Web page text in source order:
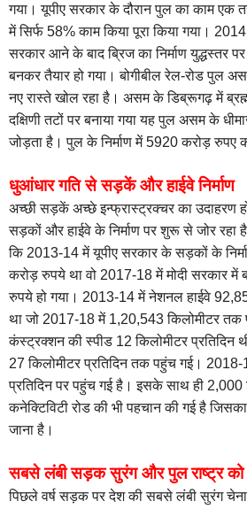
गया। यूपीए सरकार के दौरान पुल का काम एक
में सिर्फ 58% काम किया पूरा किया गया। 2014
सरकार आने के बाद ब्रिज का निर्माण
बनकर तैयार हो गया। बोगीबील रेल-रोड पुल
नए रास्ते खोल रहा है। असम के डिब्रूगढ़ में
दक्षिणी तटों पर बनाया गया यह पुल असम के
जोड़ता है। पुल के निर्माण में 5920 करोड़ रुपए
धुआंधार गति से सड़कें और हाईवे निर्माण
अच्छी सड़कें अच्छे इन्फ्रास्ट्रक्चर का उदाहरण
सड़कों और हाईवे के निर्माण पर शुरू से जोर
कि 2013-14 में यूपीए सरकार के सड़कों के
करोड़ रुपये था वो 2017-18 में मोदी सरकार
रुपये हो गया। 2013-14 में नेशनल हाईवे
था जो 2017-18 में 1,20,543 किलोमीटर
कंस्ट्रक्शन की स्पीड 12 किलोमीटर प्रतिदिन
27 किलोमीटर प्रतिदिन तक पहुंच गई।
प्रतिदिन पर पहुंच गई है। इसके साथ ही
कनेक्टिविटी रोड की भी पहचान की गई है
जाना है।
सबसे लंबी सड़क सुरंग और पुल राष्ट्र को
पिछले वर्ष सड़क पर देश की सबसे लंबी सुरंग